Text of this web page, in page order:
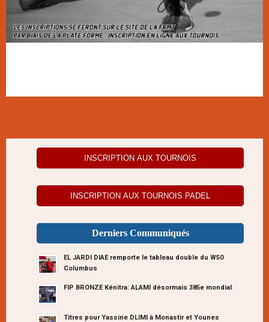
INSCRIPTION AUX TOURNOIS
INSCRIPTION AUX TOURNOIS PADEL
Derniers Communiqués
EL JARDI DIAE remporte le tableau double du W50
Columbus
FIP BRONZE Kénitra: ALAMI désormais 385e mondial
Titres pour Yassine DLIMI à Monastir et Younes